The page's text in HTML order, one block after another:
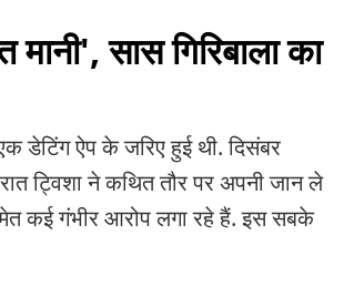
सास गिरिबाला का
डेटिंग ऐप के जरिए हुई थी. दिसंबर
ट्विशा ने कथित तौर पर अपनी जान ले
कई गंभीर आरोप लगा रहे हैं. इस सबके